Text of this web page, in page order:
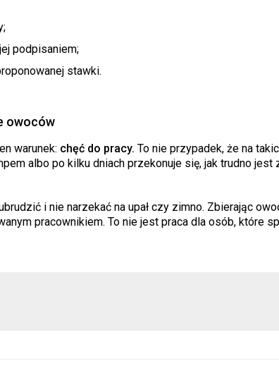
podpisaniem;
stawki.
owoców
warunek: chęć do pracy. To nie przypadek, że na
albo po kilku dniach przekonuje się, jak trudno
i nie narzekać na upał czy zimno. Zbierając
pracownikiem. To nie jest praca dla osób, które